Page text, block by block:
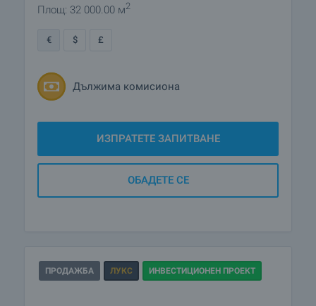
Площ: 32 000.00 м2
€ $ £
Дължима комисиона
ИЗПРАТЕТЕ ЗАПИТВАНЕ
ОБАДЕТЕ СЕ
ПРОДАЖБА ЛУКС ИНВЕСТИЦИОНЕН ПРОЕКТ